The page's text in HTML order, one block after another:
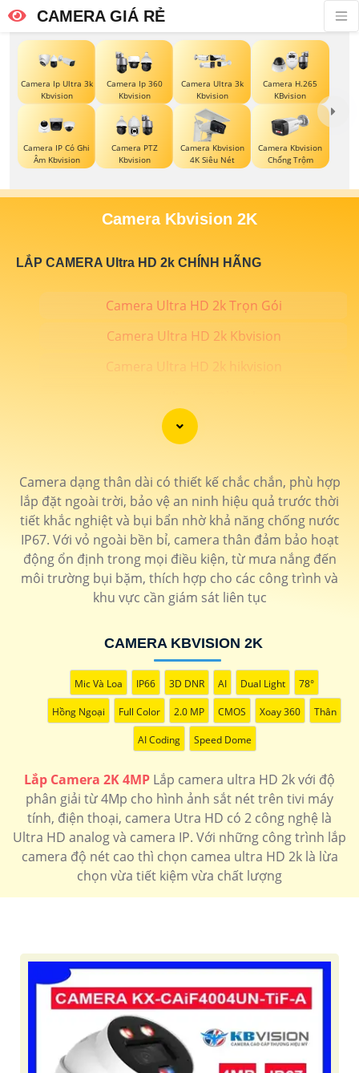
CAMERA GIÁ RẺ
Camera Ip Ultra 3k
Kbvision
Camera Ip 360
Kbvision
Camera Ultra 3k
Kbvision
Camera H.265
KBvision
Camera IP Có Ghi
Âm Kbvision
Camera PTZ
Kbvision
Camera Kbvision
4K Siêu Nét
Camera Kbvision
Chống Trộm
Camera Kbvision 2K
LẮP CAMERA Ultra HD 2k CHÍNH HÃNG
Camera Ultra HD 2k Trọn Gói
Camera Ultra HD 2k Kbvision
Camera Ultra HD 2k hikvision
💎
️🖍 lắp camera hình ảnh chất lượng sắt nét độ phân giải
4MP trở lên đạt chất lượng 2k thương hiệu camera uy tín
bảo hành chính hãng 24 tháng. Camera An Thành Phát
cung cấp những dòng sản phẩm camera chính hãng hình
ảnh sắt nét cho công trình chất lượng . 🛒
💎 Trọn Bộ Camera 2K
Bộ 4 camera sắt nét tích hợp micro giá rẻ
Đình
🗂 Camera wifi 360 Siêu Nét
1.400.000 VNĐhổ trợ thẻ nhớ độ phân giải 4mp hồng ngoại 10mIPC-
A42P-D-V2
📶 Camera Siêu nét 4MP Kbvision
1.900.000 VNĐ Camera hình ảnh sắt nét 4MP tích hợp báo động kbvision
kx-caif4003n-dl-ab
🌟 camera Wifi Siêu Nét
Camera dạng thân dài có thiết kế chắc chắn, phù hợp
lắp đặt ngoài trời, bảo vệ an ninh hiệu quả trước thời
tiết khắc nghiệt và bụi bẩn nhờ khả năng chống nước
IP67. Với vỏ ngoài bền bỉ, camera thân đảm bảo hoạt
động ổn định trong mọi điều kiện, từ mưa nắng đến
môi trường bụi bặm, thích hợp cho các công trình và
khu vực cần giám sát liên tục
CAMERA KBVISION 2K
Mic Và Loa IP66 3D DNR AI Dual Light 78°
Hồng Ngoại Full Color 2.0 MP CMOS Xoay 360 Thân
AI Coding Speed Dome
Lắp Camera 2K 4MP Lắp camera ultra HD 2k với độ
phân giải từ 4Mp cho hình ảnh sắt nét trên tivi máy
tính, điện thoại, camera Utra HD có 2 công nghệ là
Ultra HD analog và camera IP. Với những công trình lắp
camera độ nét cao thì chọn camea ultra HD 2k là lừa
chọn vừa tiết kiệm vừa chất lượng